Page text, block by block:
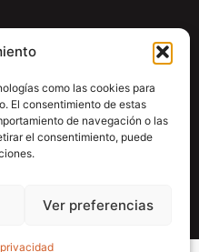
como las cookies para
El consentimiento de estas
de navegación o las
el consentimiento, puede
Ver preferencias